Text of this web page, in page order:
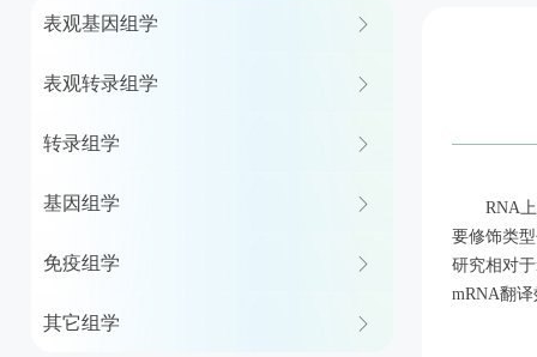
RNA
要修饰类
研究相对
mRNA翻
表观基因组学 ꁕ
表观转录组学 ꁕ
转录组学 ꁕ
基因组学 ꁕ
免疫组学 ꁕ
其它组学 ꁕ